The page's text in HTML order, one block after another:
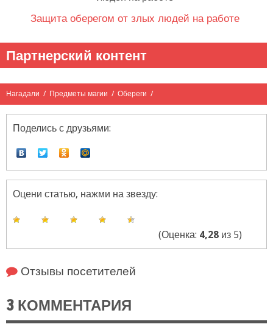
Защита оберегом от злых людей на работе
Партнерский контент
Нагадали / Предметы магии / Обереги /
Поделись с друзьями:
Оцени статью, нажми на звезду:
(Оценка: 4,28 из 5)
Отзывы посетителей
3 КОММЕНТАРИЯ